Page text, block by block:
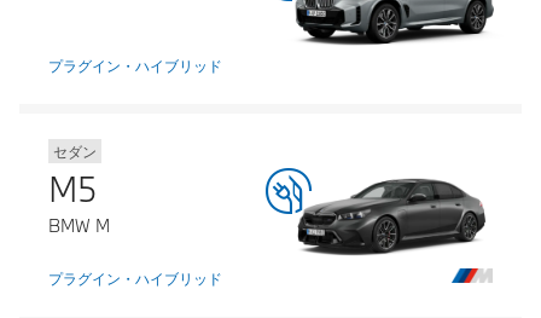
プラグイン・ハイブリッド
セダン
M5
BMW M
プラグイン・ハイブリッド